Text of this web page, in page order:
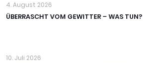
4. August 2026
ÜBERRASCHT VOM GEWITTER – WAS TUN?
10. Juli 2026